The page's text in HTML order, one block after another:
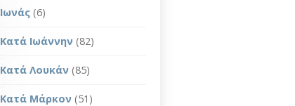
Ιωνάς (6)
Κατά Ιωάννην (82)
Κατά Λουκάν (85)
Κατά Μάρκον (51)